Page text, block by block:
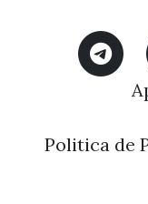
Politica de